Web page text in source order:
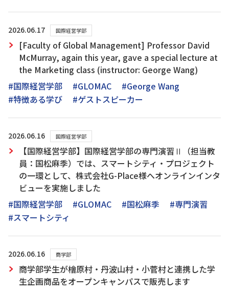
2026.06.17 国際経営学部
[Faculty of Global Management] Professor David
McMurray, again this year, gave a special lecture at
the Marketing class (instructor: George Wang)
#国際経営学部
#GLOMAC
#George Wang
#特徴ある学び
#ゲストスピーカー
2026.06.16 国際経営学部
【国際経営学部】国際経営学部の専門演習Ⅱ（担当教
員：国松麻季）では、スマートシティ・プロジェクト
の一環として、株式会社G-Place様へオンラインインタ
ビューを実施しました
#国際経営学部
#GLOMAC #国松麻季
#専門演習
#スマートシティ
2026.06.16 商学部
商学部学生が檜原村・丹波山村・小菅村と連携した学
生企画商品をオープンキャンパスで販売します